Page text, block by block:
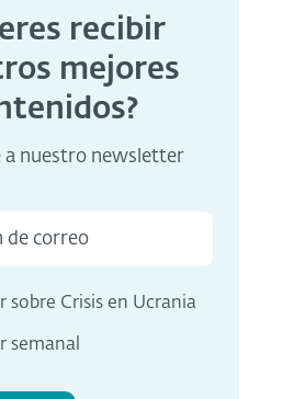
recibir
mejores
a nuestro newsletter
sobre Crisis en Ucrania
semanal